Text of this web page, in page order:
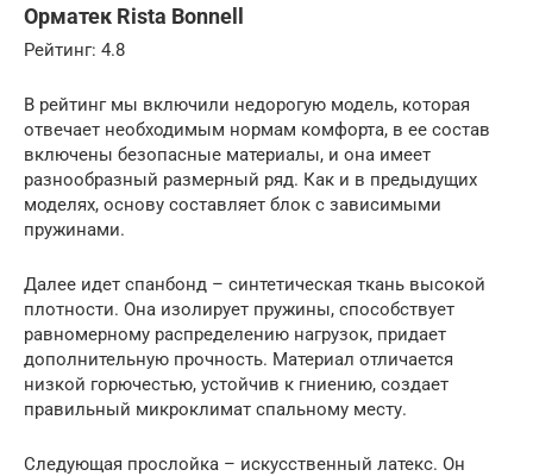
Орматек Rista Bonnell
Рейтинг: 4.8
В рейтинг мы включили недорогую модель, которая
отвечает необходимым нормам комфорта, в ее состав
включены безопасные материалы, и она имеет
разнообразный размерный ряд. Как и в предыдущих
моделях, основу составляет блок с зависимыми
пружинами.
Далее идет спанбонд – синтетическая ткань высокой
плотности. Она изолирует пружины, способствует
равномерному распределению нагрузок, придает
дополнительную прочность. Материал отличается
низкой горючестью, устойчив к гниению, создает
правильный микроклимат спальному месту.
Следующая прослойка – искусственный латекс. Он